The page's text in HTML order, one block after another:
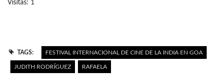
Visitas: 1
TAGS: FESTIVAL INTERNACIONAL DE CINE DE LA INDIA EN GOA
JUDITH RODRÍGUEZ RAFAELA